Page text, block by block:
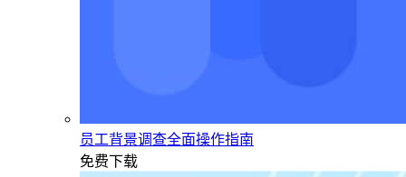
员工背景调查全面操作指南
免费下载